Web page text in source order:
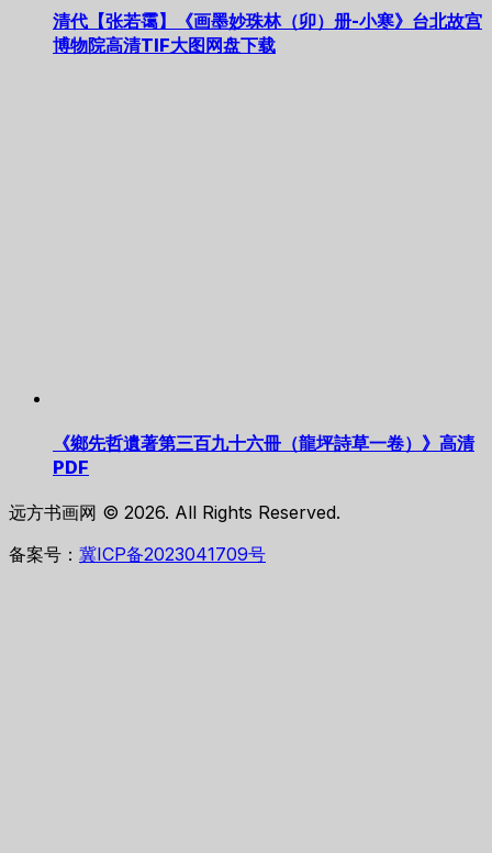
清代【张若霭】《画墨妙珠林（卯）册-小寒》台北故宫
博物院高清TIF大图网盘下载
《鄉先哲遺著第三百九十六冊（龍坪詩草一卷）》高清
PDF
远方书画网 © 2026. All Rights Reserved.
备案号： 冀ICP备2023041709号